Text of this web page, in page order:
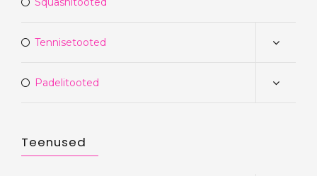
Tennisetooted
Padelitooted
Teenused